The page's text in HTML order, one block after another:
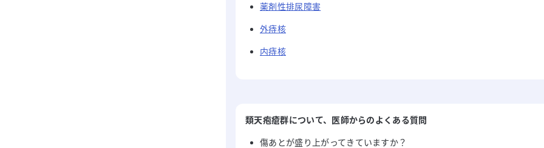
薬剤性排尿障害
外痔核
内痔核
類天疱瘡群について、医師からのよくある質問
傷あとが盛り上がってきていますか？